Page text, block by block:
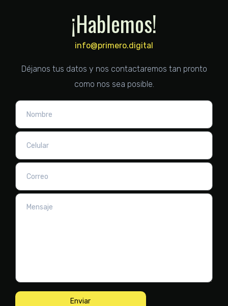
¡Hablemos!
info@primero.digital
Déjanos tus datos y nos contactaremos tan pronto
como nos sea posible.
Enviar